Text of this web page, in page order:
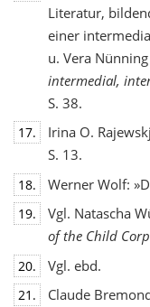
Literatur,
einer
u. Vera Nünning
intermedial,
S. 38.
17. Irina O.
S. 13.
18. Werner Wolf:
19. Vgl. Natascha
of the Child
20. Vgl. ebd.
21.
Claude